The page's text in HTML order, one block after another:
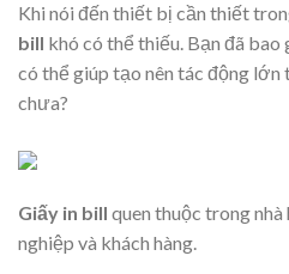
Khi nói đến thiết bị cần thiết
bill khó có thể thiếu. Bạn đã
có thể giúp tạo nên tác động lớn
chưa?
Giấy in bill quen thuộc trong nhà
nghiệp và khách hàng.